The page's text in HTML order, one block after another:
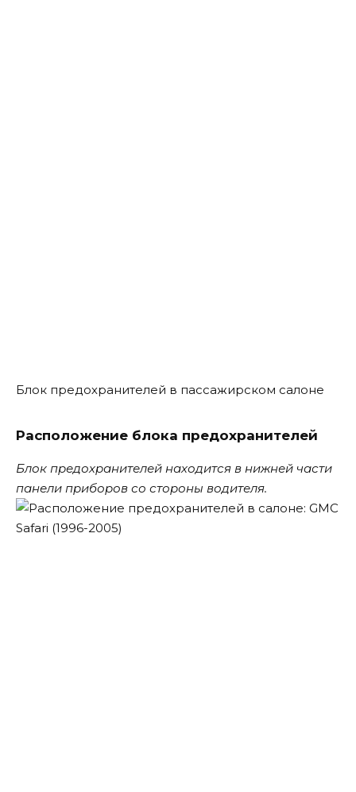
Блок предохранителей в пассажирском салоне
Расположение блока предохранителей
Блок предохранителей находится в нижней части
панели приборов со стороны водителя.